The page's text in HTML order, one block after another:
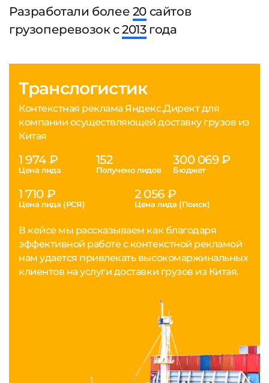
Разработали более 20 сайтов
грузоперевозок с2013года
Транслогистик
Контекстная реклама Яндекс.Директ для
компании осуществляющей доставку грузов из
Китая
1 974 ₽
Цена лида
152
Получено лидов
300 069 ₽
Бюджет
1 710 ₽
Цена лида (РСЯ)
2 056 ₽
Цена лида (Поиск)
В кейсе мы рассказываем как благодаря
эффективной работе с контекстной рекламой
нам удается привлекать высокомаржинальных
клиентов на услуги доставки грузов из Китая.